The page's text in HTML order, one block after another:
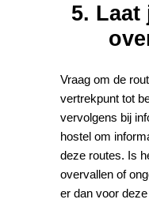
5. Laat
Vraag om de
vertrekpunt tot
vervolgens bij
hostel om
deze routes. Is
overvallen of
er dan voor